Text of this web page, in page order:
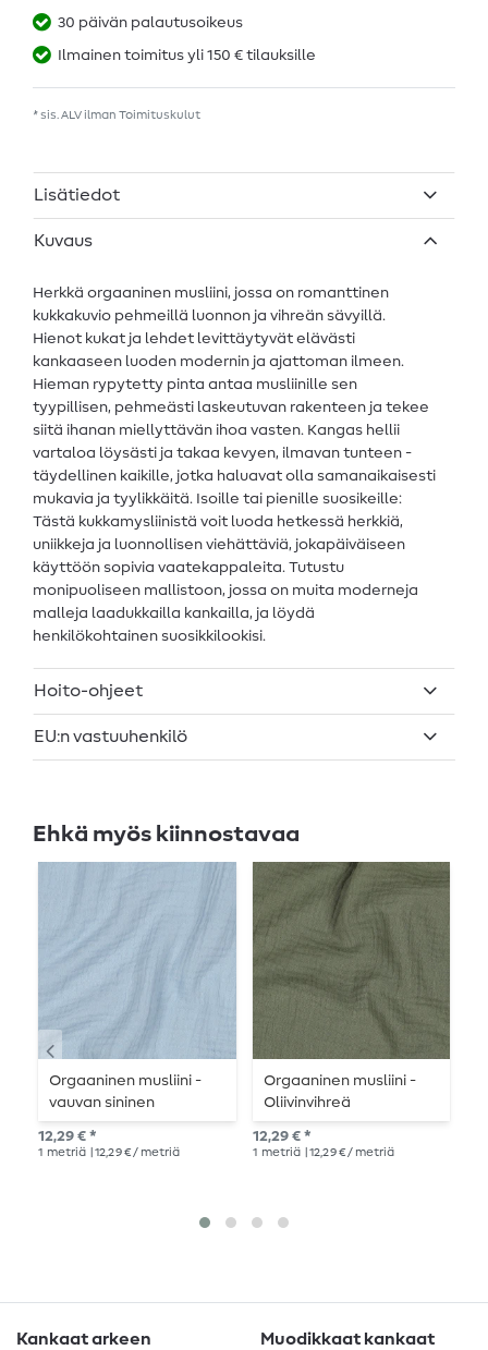
30 päivän palautusoikeus
Ilmainen toimitus yli 150 € tilauksille
* sis. ALV ilman Toimituskulut
Lisätiedot
Kuvaus
Herkkä orgaaninen musliini, jossa on romanttinen
kukkakuvio pehmeillä luonnon ja vihreän sävyillä.
Hienot kukat ja lehdet levittäytyvät elävästi
kankaaseen luoden modernin ja ajattoman ilmeen.
Hieman rypytetty pinta antaa musliinille sen
tyypillisen, pehmeästi laskeutuvan rakenteen ja tekee
siitä ihanan miellyttävän ihoa vasten. Kangas hellii
vartaloa löysästi ja takaa kevyen, ilmavan tunteen -
täydellinen kaikille, jotka haluavat olla samanaikaisesti
mukavia ja tyylikkäitä. Isoille tai pienille suosikeille:
Tästä kukkamysliinistä voit luoda hetkessä herkkiä,
uniikkeja ja luonnollisen viehättäviä, jokapäiväiseen
käyttöön sopivia vaatekappaleita. Tutustu
monipuoliseen mallistoon, jossa on muita moderneja
malleja laadukkailla kankailla, ja löydä
henkilökohtainen suosikkilookisi.
Hoito-ohjeet
EU:n vastuuhenkilö
Ehkä myös kiinnostavaa
Orgaaninen musliini -
vauvan sininen
12,29 € *
1 metriä | 12,29 € / metriä
Orgaaninen musliini -
Oliivinvihreä
12,29 € *
1 metriä | 12,29 € / metriä
Kankaat arkeen
Muodikkaat kankaat